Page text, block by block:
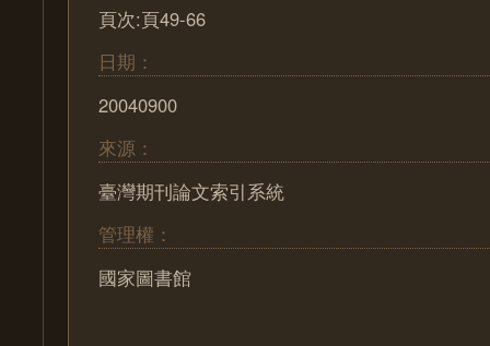
頁次:頁49-66
日期：
20040900
來源：
臺灣期刊論文索引系統
管理權：
國家圖書館